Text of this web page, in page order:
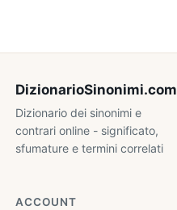
DizionarioSinonimi.com
Dizionario dei sinonimi e
contrari online - significato,
sfumature e termini correlati
ACCOUNT